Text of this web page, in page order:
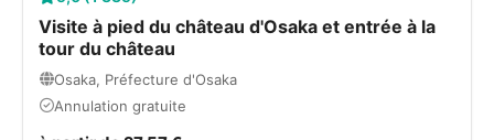
Visite à pied du château d'Osaka et entrée à la
tour du château
Osaka, Préfecture d'Osaka
Annulation gratuite